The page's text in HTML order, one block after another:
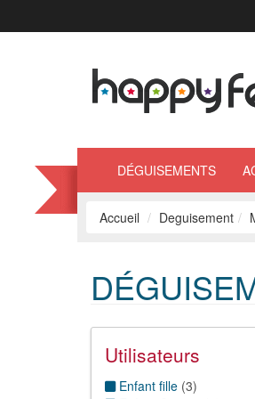
DÉGUISEMENTS
Accueil Deguisement
Utilisateurs
Enfant fille (3)